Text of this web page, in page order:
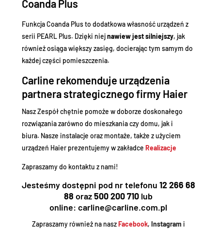
Coanda Plus
Funkcja Coanda Plus to dodatkowa własność urządzeń z
serii PEARL Plus. Dzięki niejnawiew jest silniejszy, jak
również osiąga większy zasięg, docierając tym samym do
każdej części pomieszczenia.
Carline rekomenduje urządzenia
partnera strategicznego firmy Haier
Nasz Zespół chętnie pomoże w doborze doskonałego
rozwiązania zarówno do mieszkania czy domu, jak i
biura. Nasze instalacje oraz montaże, także z użyciem
urządzeń Haier prezentujemy w zakładce Realizacje
Zapraszamy do kontaktu z nami!
Jesteśmy dostępni pod nr telefonu 12 266 68
88 oraz500 200 710 lub
online: carline@carline.com.pl
Zapraszamy również na naszFacebook, Instagram i